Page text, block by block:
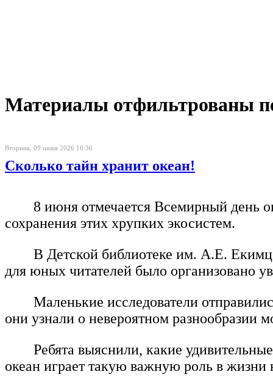
Материалы отфильтрованы
Вторник, 09 июня 2026 16:36
Сколько тайн хранит океан!
8 июня отмечается Всемирный день
сохранения этих хрупких экосистем.
В Детской библиотеке им. А.Е.
для юных читателей было организовано
Маленькие исследователи
они узнали о невероятном разнообразии
Ребята выяснили, какие
океан играет такую важную роль в